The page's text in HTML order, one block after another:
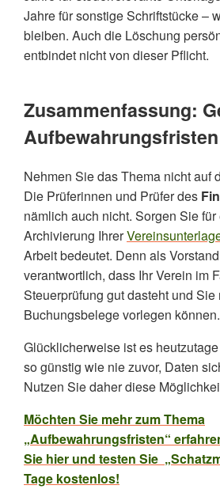
Jahre für sonstige Schriftstücke –
bleiben. Auch die Löschung
entbindet nicht von dieser Pflicht.
Zusammenfassung:
Nehmen Sie das Thema nicht auf
Die Prüferinnen und Prüfer des
nämlich auch nicht. Sorgen Sie
Archivierung Ihrer
Arbeit bedeutet. Denn als
verantwortlich, dass Ihr Verein im
Steuerprüfung gut dasteht und
Buchungsbelege vorlegen können.
Glücklicherweise ist es
so günstig wie nie zuvor, Daten
Nutzen Sie daher diese
Möchten Sie mehr zum Thema
„Aufbewahrungsfristen“
Sie hier und testen Sie
Tage kostenlos!